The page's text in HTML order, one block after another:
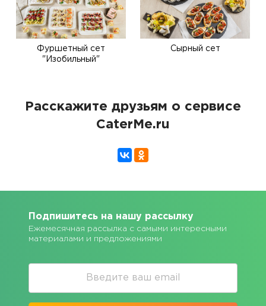
Фуршетный сет
"Изобильный"
Сырный сет
Расскажите друзьям о сервисе
CaterMe.ru
Подпишитесь на нашу рассылку
Ежемесячная рассылка с самыми интересными
материалами и предложениями